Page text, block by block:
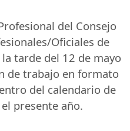
del Consejo
Oficiales de
tarde del 12 de mayo
de trabajo en formato
del calendario de
presente año.